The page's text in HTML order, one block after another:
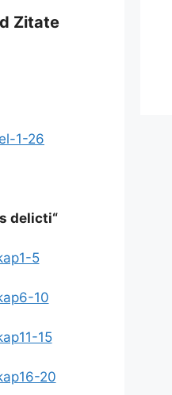
Zitate
1-26
delicti“
5
10
15
20